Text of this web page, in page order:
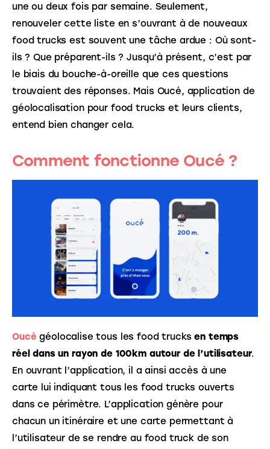
une ou deux fois par semaine. Seulement,
renouveler cette liste en s’ouvrant à de nouveaux
food trucks est souvent une tâche ardue : Où sont-
ils ? Que préparent-ils ? Jusqu’à présent, c’est par
le biais du bouche-à-oreille que ces questions
trouvaient des réponses. Mais Oucé, application de
géolocalisation pour food trucks et leurs clients,
entend bien changer cela.
Comment fonctionne Oucé ?
Oucé géolocalise tous les food trucks en temps
réel dans un rayon de 100km autour de l’utilisateur.
En ouvrant l’application, il a ainsi accès à une
carte lui indiquant tous les food trucks ouverts
dans ce périmètre. L’application génère pour
chacun un itinéraire et une carte permettant à
l’utilisateur de se rendre au food truck de son